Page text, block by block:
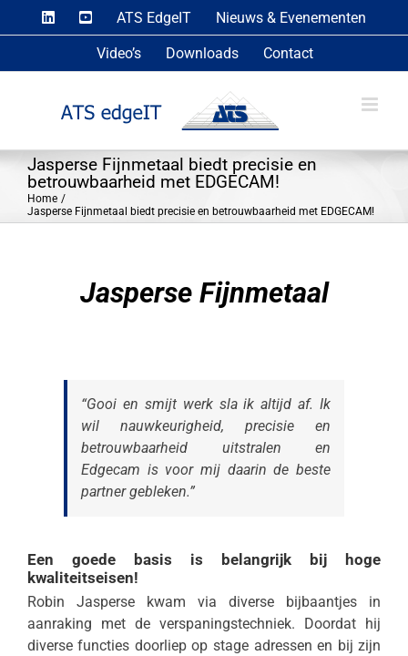
to
ATS EdgeIT Nieuws & Evenementen
Video’s Downloads Contact
Jasperse Fijnmetaal biedt precisie en
betrouwbaarheid met EDGECAM!
Home
Jasperse Fijnmetaal biedt precisie en betrouwbaarheid met EDGECAM!
Jasperse Fijnmetaal
“Gooi en smijt werk sla ik altijd af. Ik
wil nauwkeurigheid, precisie en
betrouwbaarheid uitstralen en
Edgecam is voor mij daarin de beste
partner gebleken.”
Een goede basis is belangrijk bij hoge
kwaliteitseisen!
Robin Jasperse kwam via diverse bijbaantjes in
aanraking met de verspaningstechniek. Doordat hij
diverse functies doorliep op stage adressen en bij zijn